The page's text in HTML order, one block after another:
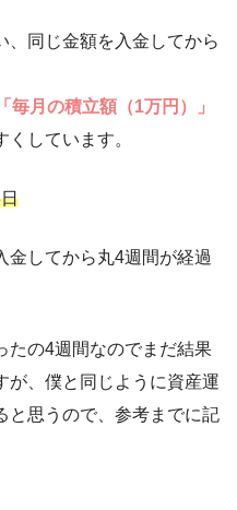
、同じ金額を入金してから
毎月の積立額（1万円）」
しています。
金してから丸4週間が経過
たの4週間なのでまだ結果
が、僕と同じように資産運
と思うので、参考までに記